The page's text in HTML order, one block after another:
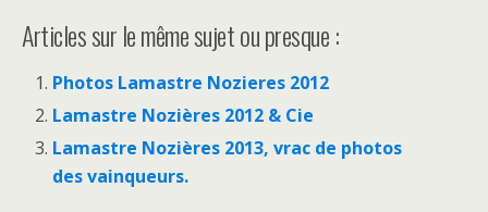
Articles sur le même sujet ou presque :
Photos Lamastre Nozieres 2012
Lamastre Nozières 2012 & Cie
Lamastre Nozières 2013, vrac de photos
des vainqueurs.